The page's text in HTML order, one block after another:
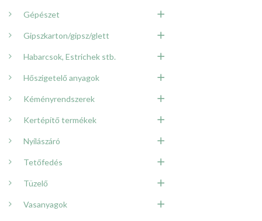
Gépészet
Gipszkarton/gipsz/glett
Habarcsok, Estrichek stb.
Hőszigetelő anyagok
Kéményrendszerek
Kertépítő termékek
Nyílászáró
Tetőfedés
Tüzelő
Vasanyagok